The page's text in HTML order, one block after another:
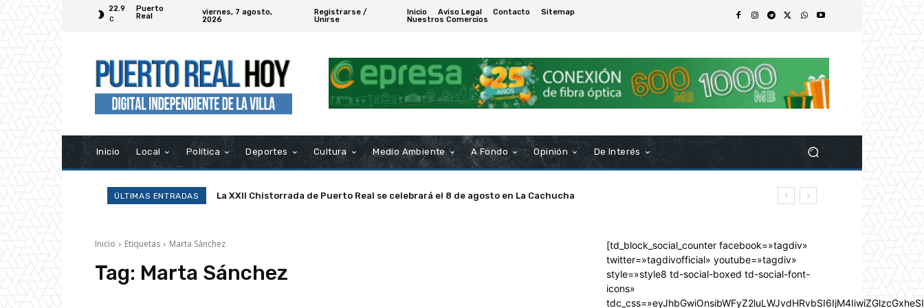
22.9
C
Puerto
Real
viernes, 7 agosto,
2026
Registrarse /
Unirse
Inicio Aviso Legal Contacto
Sitemap
Nuestros Comercios
Inicio Local Política Deportes Cultura Medio Ambiente A Fondo Opinión De Interés
ÚLTIMAS ENTRADAS La XXII Chistorrada de Puerto Real se celebrará el 8 de agosto en La Cachucha
Inicio Etiquetas Marta Sánchez
Tag: Marta Sánchez
[td_block_social_counter facebook=»tagdiv»
twitter=»tagdivofficial» youtube=»tagdiv»
style=»style8 td-social-boxed td-social-font-
icons»